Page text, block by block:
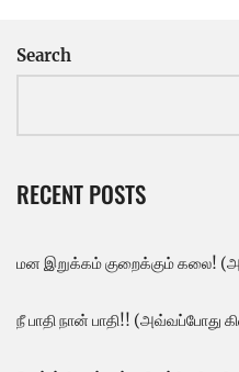
Search
RECENT POSTS
மன இறுக்கம் குறைக்கும் கலை!
நீ பாதி நான் பாதி!! (அவ்வப்போது